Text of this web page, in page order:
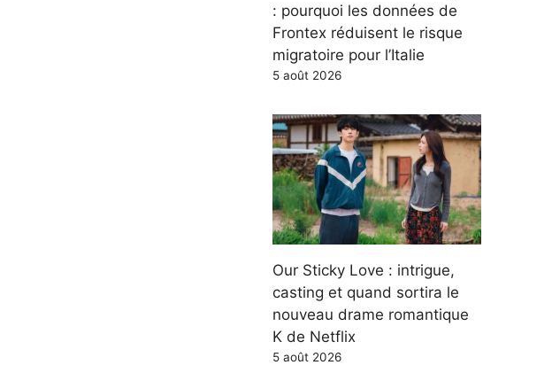
: pourquoi les données de
Frontex réduisent le risque
migratoire pour l’Italie
5 août 2026
Our Sticky Love : intrigue,
casting et quand sortira le
nouveau drame romantique
K de Netflix
5 août 2026